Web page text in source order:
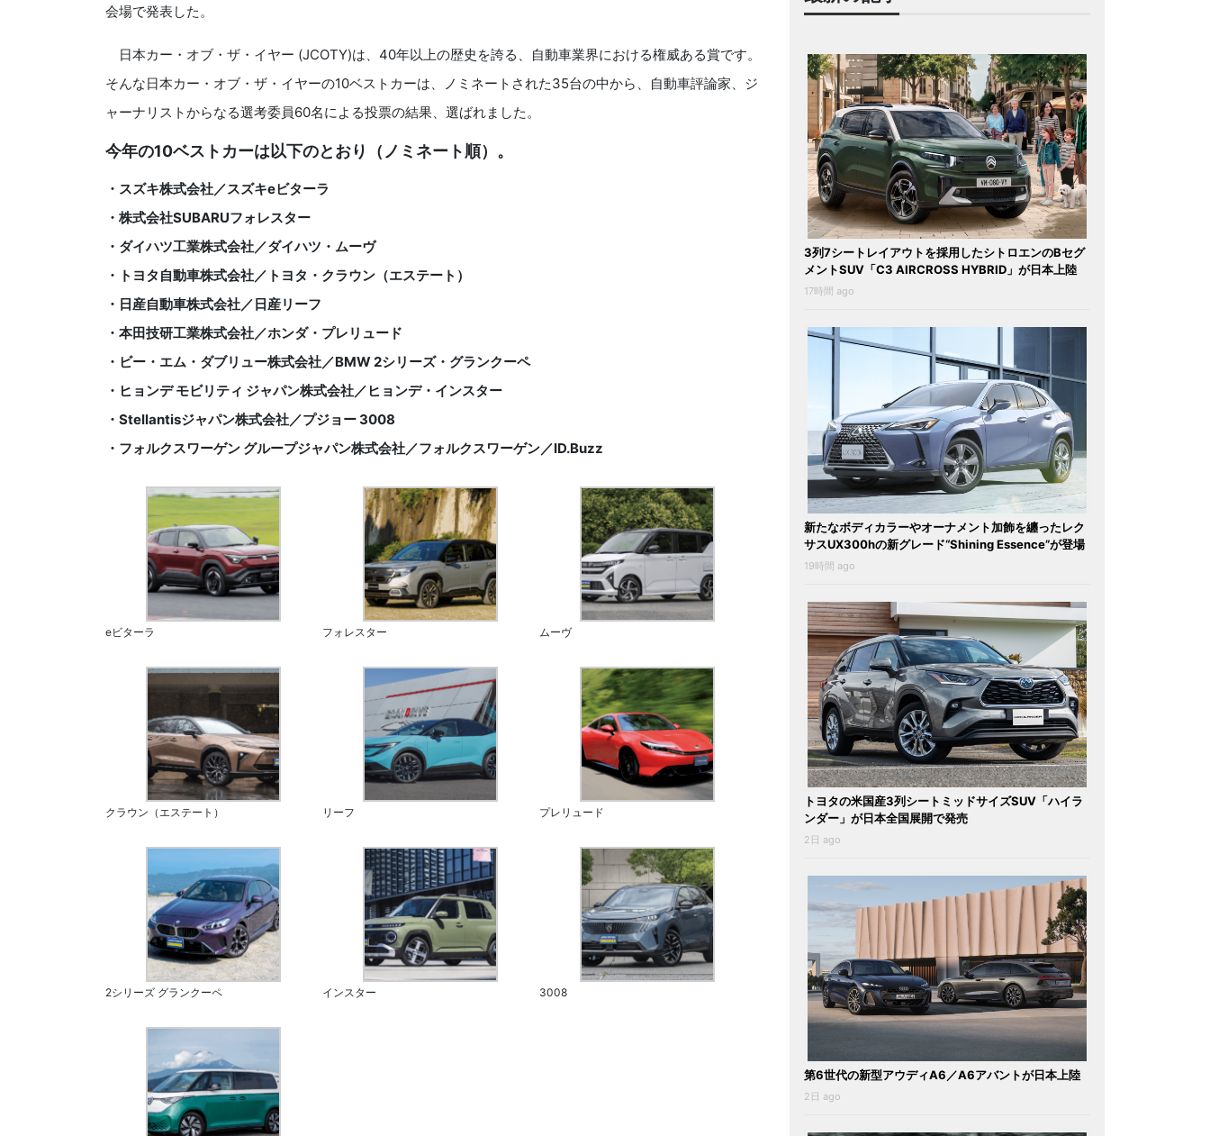
会場で発表した。
日本カー・オブ・ザ・イヤー (JCOTY)は、40年以上の歴史を誇る、自動車業界における権威ある賞です。
そんな日本カー・オブ・ザ・イヤーの10ベストカーは、ノミネートされた35台の中から、自動車評論家、ジ
ャーナリストからなる選考委員60名による投票の結果、選ばれました。
今年の10ベストカーは以下のとおり（ノミネート順）。
・スズキ株式会社／スズキeビターラ
・株式会社SUBARUフォレスター
・ダイハツ工業株式会社／ダイハツ・ムーヴ
・トヨタ自動車株式会社／トヨタ・クラウン（エステート）
・日産自動車株式会社／日産リーフ
・本田技研工業株式会社／ホンダ・プレリュード
・ビー・エム・ダブリュー株式会社／BMW 2シリーズ・グランクーペ
・ヒョンデ モビリティ ジャパン株式会社／ヒョンデ・インスター
・Stellantisジャパン株式会社／プジョー 3008
・フォルクスワーゲン グループジャパン株式会社／フォルクスワーゲン／ID.Buzz
eビターラ フォレスター ムーヴ
クラウン（エステート） リーフ プレリュード
2シリーズ グランクーペ インスター 3008
3列7シートレイアウトを採用したシトロエンのBセグ
メントSUV「C3 AIRCROSS HYBRID」が日本上陸
17時間 ago
新たなボディカラーやオーナメント加飾を纏ったレク
サスUX300hの新グレード“Shining Essence”が登場
19時間 ago
トヨタの米国産3列シートミッドサイズSUV「ハイラ
ンダー」が日本全国展開で発売
2日 ago
第6世代の新型アウディA6／A6アバントが日本上陸
2日 ago